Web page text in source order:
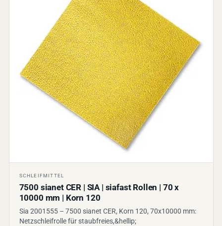
SCHLEIFMITTEL
7500 sianet CER | SIA | siafast Rollen | 70 x
10000 mm | Korn 120
Sia 2001555 – 7500 sianet CER, Korn 120, 70x10000 mm:
Netzschleifrolle für staubfreies,&hellip;